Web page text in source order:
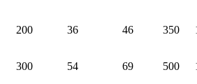
200 36 46 350
300 54 69 500